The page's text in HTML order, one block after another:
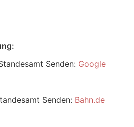
Senden: Google
Senden: Bahn.de